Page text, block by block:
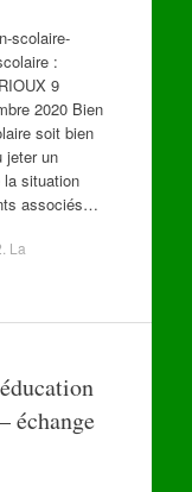
scolaire-
:
9
2020 Bien
soit bien
jeter un
la situation
associés…
La
échange